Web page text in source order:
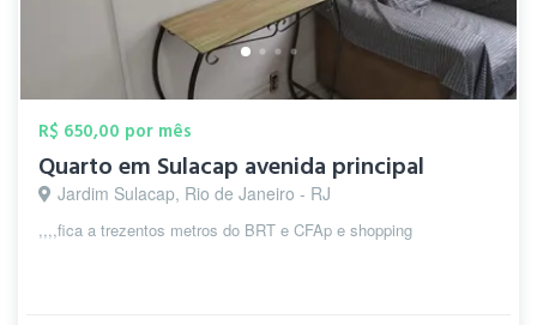
R$ 650,00 por mês
Quarto em Sulacap avenida principal
Jardim Sulacap, Rio de Janeiro - RJ
,,,,fica a trezentos metros do BRT e CFAp e shopping